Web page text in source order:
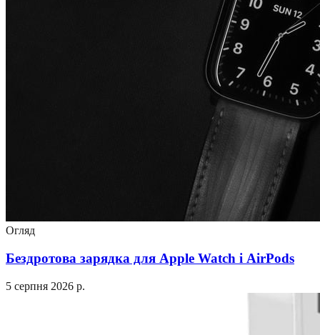
Огляд
Бездротова зарядка для Apple Watch і AirPods
5 серпня 2026 р.